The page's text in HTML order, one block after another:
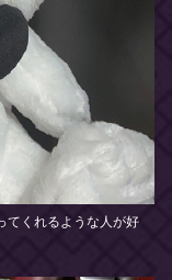
てくれるような人が好